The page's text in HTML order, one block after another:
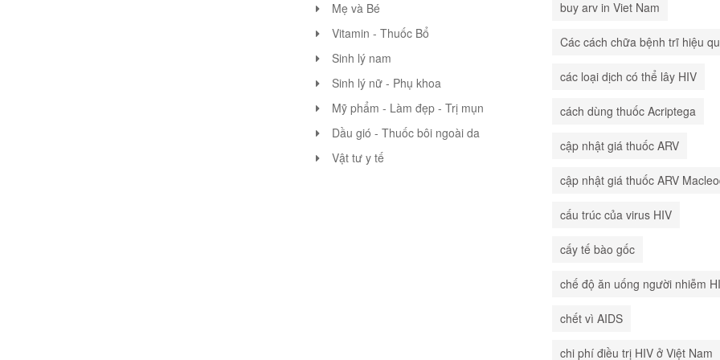
Mẹ và Bé
Vitamin - Thuốc Bổ
Sinh lý nam
Sinh lý nữ - Phụ khoa
Mỹ phẩm - Làm đẹp - Trị mụn
Dầu gió - Thuốc bôi ngoài da
Vật tư y tế
buy arv in Viet Nam
Các cách chữa bệnh trĩ hiệu
các loại dịch có thể lây HIV
cách dùng thuốc Acriptega
cập nhật giá thuốc ARV
cập nhật giá thuốc ARV
cấu trúc của virus HIV
cấy tế bào gốc
chế độ ăn uống người nhiễm
chết vì AIDS
chi phí điều trị HIV ở Việt Nam